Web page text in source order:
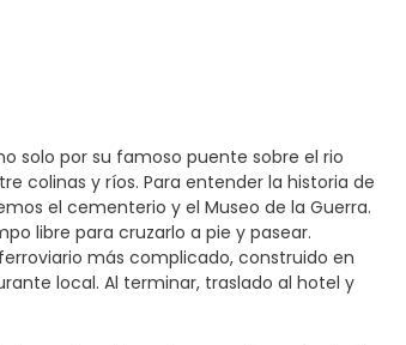
solo por su famoso puente sobre el rio
colinas y ríos. Para entender la historia de
el cementerio y el Museo de la Guerra.
libre para cruzarlo a pie y pasear.
más complicado, construido en
local. Al terminar, traslado al hotel y